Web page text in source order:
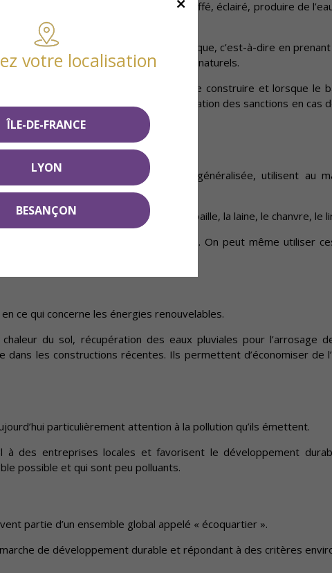
peut consommer pour être chauffé, éclairé, produire de
d’être conçu de façon bioclimatique, c’est-à-dire en
la lumière et le réchauffement naturels.
lors de la demande du permis de construire et lorsque le
de la construction... Et l’application des sanctions en cas
!)
et d’une prise de conscience généralisée, utilisent au
de la biomasse—comme le bois, la paille, la laine, le chanvre, le
l’isolation thermique et acoustique… On peut même utiliser
de colza.
ce qui concerne les énergies renouvelables.
du sol, récupération des eaux pluviales pour l’arrosage
les constructions récentes. Ils permettent d’économiser de
particulièrement attention à la pollution qu’ils émettent.
à des entreprises locales et favorisent le développement
possible et qui sont peu polluants.
partie d’un ensemble global appelé « écoquartier ».
de développement durable et répondant à des critères
votre localisation
ÎLE-DE-FRANCE
LYON
BESANÇON